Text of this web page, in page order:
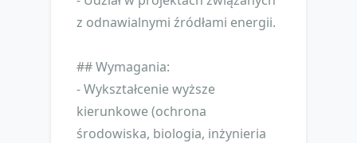
z odnawialnymi źródłami energii.
## Wymagania:
- Wykształcenie wyższe
kierunkowe (ochrona
środowiska, biologia, inżynieria